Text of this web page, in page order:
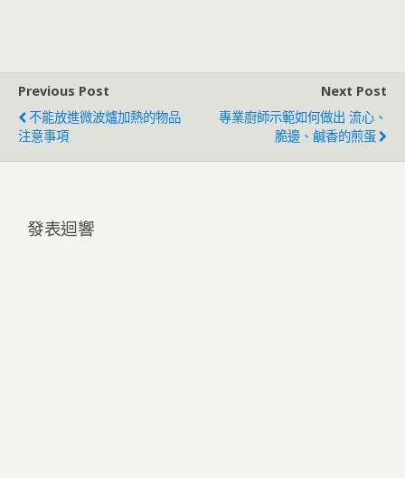
Previous Post
不能放進微波爐加熱的物品
注意事項
Next Post
專業廚師示範如何做出 流心、
脆邊、鹹香的煎蛋
發表迴響